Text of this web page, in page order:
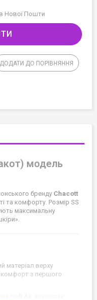
Нової Пошти
ДОДАТИ ДО ПОРІВНЯННЯ
модель
бренду Chacott
та комфорту. Розмір SS
максимальну
матеріал верху
комфорт з першого